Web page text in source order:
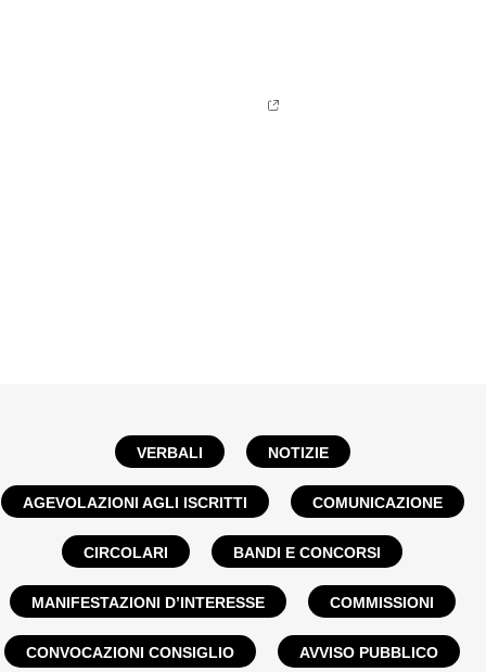
VERBALI NOTIZIE
AGEVOLAZIONI AGLI ISCRITTI COMUNICAZIONE
CIRCOLARI BANDI E CONCORSI
MANIFESTAZIONI D’INTERESSE COMMISSIONI
CONVOCAZIONI CONSIGLIO AVVISO PUBBLICO